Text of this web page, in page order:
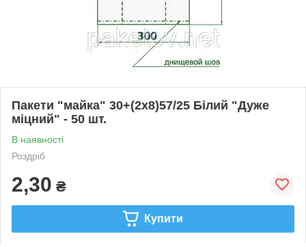
Пакети "майка" 30+(2х8)57/25 Білий "Дуже
міцний" - 50 шт.
В наявності
Роздріб
2,30 ₴
Купити